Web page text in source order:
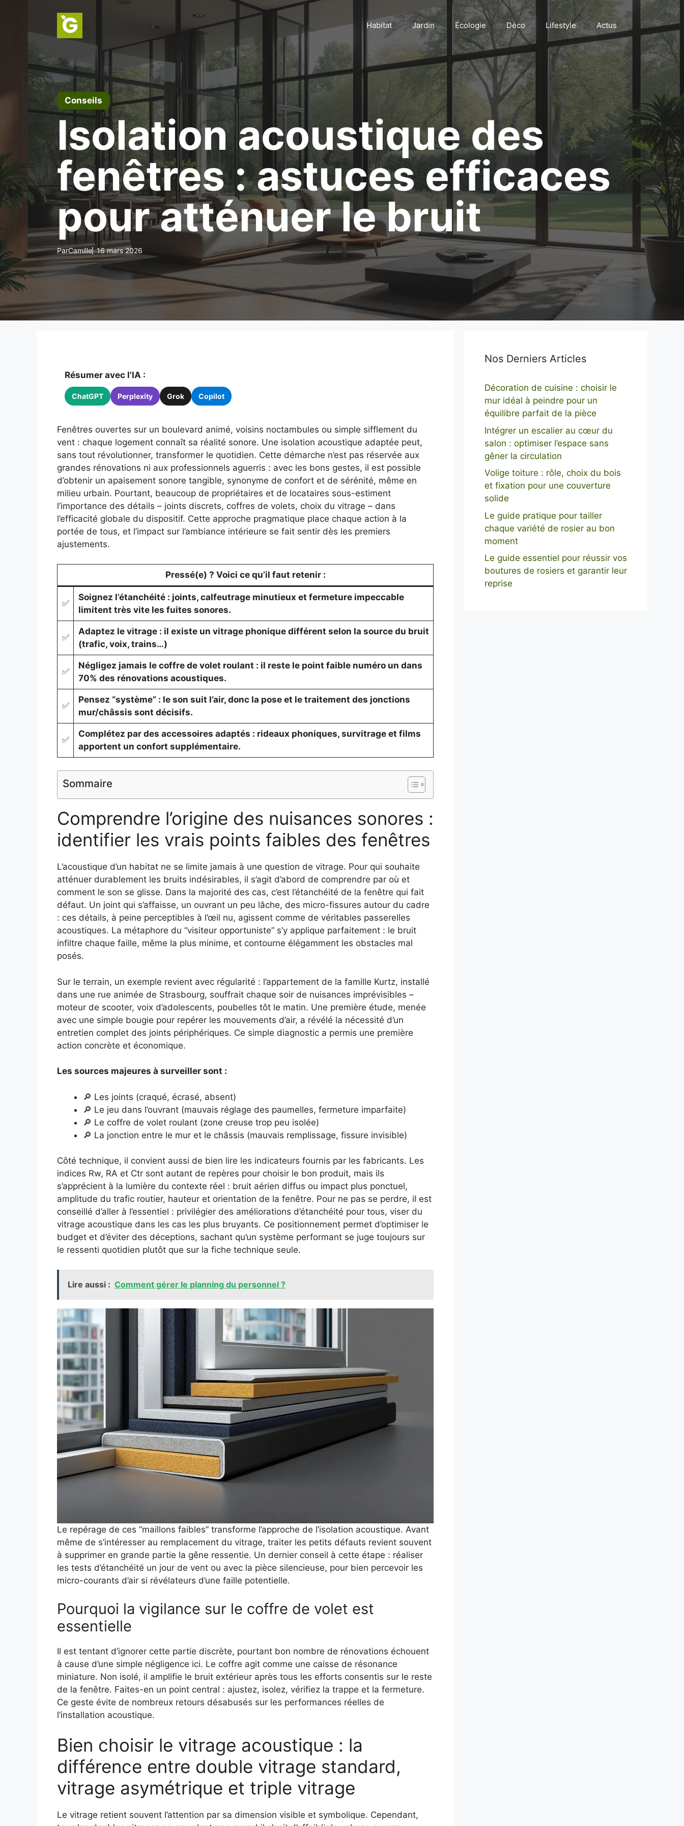
contenu
Habitat Jardin Écologie Déco Lifestyle Actus
Conseils
Isolation acoustique des
fenêtres : astuces efficaces
pour atténuer le bruit
ParCamille 16 mars 2026
Résumer avec l'IA :
ChatGPT Perplexity Grok Copilot
Fenêtres ouvertes sur un boulevard animé, voisins noctambules ou simple sifflement du
vent : chaque logement connaît sa réalité sonore. Une isolation acoustique adaptée peut,
sans tout révolutionner, transformer le quotidien. Cette démarche n’est pas réservée aux
grandes rénovations ni aux professionnels aguerris : avec les bons gestes, il est possible
d’obtenir un apaisement sonore tangible, synonyme de confort et de sérénité, même en
milieu urbain. Pourtant, beaucoup de propriétaires et de locataires sous-estiment
l’importance des détails – joints discrets, coffres de volets, choix du vitrage – dans
l’efficacité globale du dispositif. Cette approche pragmatique place chaque action à la
portée de tous, et l’impact sur l’ambiance intérieure se fait sentir dès les premiers
ajustements.
Pressé(e) ? Voici ce qu’il faut retenir :
✅
Soignez l’étanchéité : joints, calfeutrage minutieux et fermeture impeccable
limitent très vite les fuites sonores.
✅
Adaptez le vitrage : il existe un vitrage phonique différent selon la source du bruit
(trafic, voix, trains…)
✅
Négligez jamais le coffre de volet roulant : il reste le point faible numéro un dans
70% des rénovations acoustiques.
✅
Pensez “système” : le son suit l’air, donc la pose et le traitement des jonctions
mur/châssis sont décisifs.
✅
Complétez par des accessoires adaptés : rideaux phoniques, survitrage et films
apportent un confort supplémentaire.
Sommaire
Comprendre l’origine des nuisances sonores :
identifier les vrais points faibles des fenêtres
L’acoustique d’un habitat ne se limite jamais à une question de vitrage. Pour qui souhaite
atténuer durablement les bruits indésirables, il s’agit d’abord de comprendre par où et
comment le son se glisse. Dans la majorité des cas, c’est l’étanchéité de la fenêtre qui fait
défaut. Un joint qui s’affaisse, un ouvrant un peu lâche, des micro-fissures autour du cadre
: ces détails, à peine perceptibles à l’œil nu, agissent comme de véritables passerelles
acoustiques. La métaphore du “visiteur opportuniste” s’y applique parfaitement : le bruit
infiltre chaque faille, même la plus minime, et contourne élégamment les obstacles mal
posés.
Sur le terrain, un exemple revient avec régularité : l’appartement de la famille Kurtz, installé
dans une rue animée de Strasbourg, souffrait chaque soir de nuisances imprévisibles –
moteur de scooter, voix d’adolescents, poubelles tôt le matin. Une première étude, menée
avec une simple bougie pour repérer les mouvements d’air, a révélé la nécessité d’un
entretien complet des joints périphériques. Ce simple diagnostic a permis une première
action concrète et économique.
Les sources majeures à surveiller sont :
🔎 Les joints (craqué, écrasé, absent)
🔎 Le jeu dans l’ouvrant (mauvais réglage des paumelles, fermeture imparfaite)
🔎 Le coffre de volet roulant (zone creuse trop peu isolée)
🔎 La jonction entre le mur et le châssis (mauvais remplissage, fissure invisible)
Côté technique, il convient aussi de bien lire les indicateurs fournis par les fabricants. Les
indices Rw, RA et Ctr sont autant de repères pour choisir le bon produit, mais ils
s’apprécient à la lumière du contexte réel : bruit aérien diffus ou impact plus ponctuel,
amplitude du trafic routier, hauteur et orientation de la fenêtre. Pour ne pas se perdre, il est
conseillé d’aller à l’essentiel : privilégier des améliorations d’étanchéité pour tous, viser du
vitrage acoustique dans les cas les plus bruyants. Ce positionnement permet d’optimiser le
budget et d’éviter des déceptions, sachant qu’un système performant se juge toujours sur
le ressenti quotidien plutôt que sur la fiche technique seule.
Lire aussi : Comment gérer le planning du personnel ?
Le repérage de ces “maillons faibles” transforme l’approche de l’isolation acoustique. Avant
même de s’intéresser au remplacement du vitrage, traiter les petits défauts revient souvent
à supprimer en grande partie la gêne ressentie. Un dernier conseil à cette étape : réaliser
les tests d’étanchéité un jour de vent ou avec la pièce silencieuse, pour bien percevoir les
micro-courants d’air si révélateurs d’une faille potentielle.
Pourquoi la vigilance sur le coffre de volet est
essentielle
Il est tentant d’ignorer cette partie discrète, pourtant bon nombre de rénovations échouent
à cause d’une simple négligence ici. Le coffre agit comme une caisse de résonance
miniature. Non isolé, il amplifie le bruit extérieur après tous les efforts consentis sur le reste
de la fenêtre. Faites-en un point central : ajustez, isolez, vérifiez la trappe et la fermeture.
Ce geste évite de nombreux retours désabusés sur les performances réelles de
l’installation acoustique.
Bien choisir le vitrage acoustique : la
différence entre double vitrage standard,
vitrage asymétrique et triple vitrage
Le vitrage retient souvent l’attention par sa dimension visible et symbolique. Cependant,
Nos Derniers Articles
Décoration de cuisine : choisir le
mur idéal à peindre pour un
équilibre parfait de la pièce
Intégrer un escalier au cœur du
salon : optimiser l’espace sans
gêner la circulation
Volige toiture : rôle, choix du bois
et fixation pour une couverture
solide
Le guide pratique pour tailler
chaque variété de rosier au bon
moment
Le guide essentiel pour réussir vos
boutures de rosiers et garantir leur
reprise